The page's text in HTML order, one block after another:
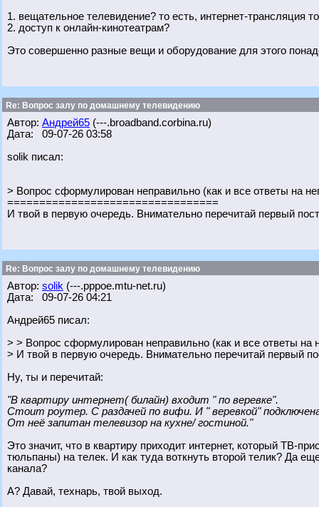
1. вещательное телевидение? то есть, интернет-трансляция
2. доступ к онлайн-кинотеатрам?
Это совершенно разные вещи и оборудование для этого
Re: Вопрос залу по домашнему телевидению
Автор: Андрей65 (---.broadband.corbina.ru)
Дата: 09-07-26 03:58
solik писал:
> Вопрос сформулирован неправильно (как и все ответы на
=================================
И твой в первую очередь. Внимательно перечитай первый
Re: Вопрос залу по домашнему телевидению
Автор: solik (---.pppoe.mtu-net.ru)
Дата: 09-07-26 04:21
Андрей65 писал:
> > Вопрос сформулирован неправильно (как и все ответы на
> И твой в первую очередь. Внимательно перечитай первый
Ну, ты и перечитай:
"В квартиру интернет( билайн) входит " по веревке".
Стоит роутер. С раздачей по вифи. И " веревкой"
От неё запитан телевизор на кухне/ гостиной."
Это значит, что в квартиру приходит интернет, который ТВ-
тюльпаны) на телек. И как туда воткнуть второй телик? Да
канала?
А? Давай, технарь, твой выход.